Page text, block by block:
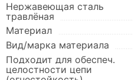
Нержавеющая сталь
травлёная
Материал
Вид/марка материала
Подходит для обеспеч.
целостности цепи